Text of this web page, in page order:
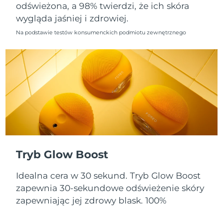
odświeżona, a 98% twierdzi, że ich skóra
wygląda jaśniej i zdrowiej.
Na podstawie testów konsumenckich podmiotu zewnętrznego
Tryb Glow Boost
Idealna cera w 30 sekund. Tryb Glow Boost
zapewnia 30-sekundowe odświeżenie skóry
zapewniając jej zdrowy blask. 100%
Polska
Oczekiwany czas dostawy
Oczekiwany czas dostawy
Portoryko
Oczekiwany czas dostawy
11/08/2026
Katar
Oczekiwany czas dostawy
10/08/2026
Reunion
Oczekiwany czas dostawy
14/08/2026
Rumunia
Rosja
Oczekiwany czas dostawy
17/08/2026